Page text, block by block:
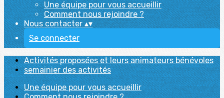
Une équipe pour vous accueillir
Comment nous rejoindre ?
Nous contacter▴▾
Se connecter
Activités proposées et leurs animateurs bénévoles
semainier des activités
Une équipe pour vous accueillir